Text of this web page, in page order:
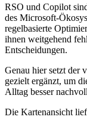
RSO und Copilot
des Microsoft-
regelbasierte
ihnen weitgehend
Entscheidungen.
Genau hier setzt der
gezielt ergänzt, um
Alltag besser
Die Kartenansicht